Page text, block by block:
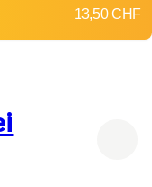
13,50 CHF